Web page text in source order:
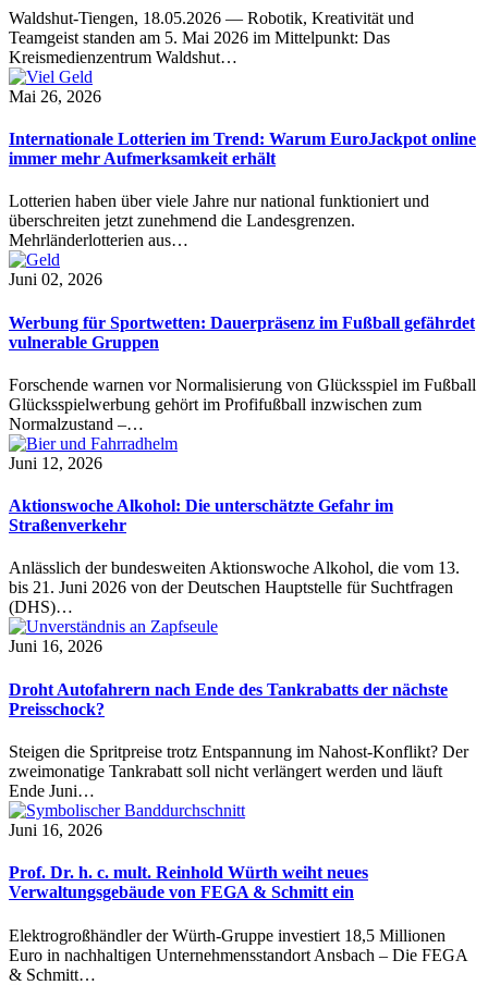
Waldshut-Tiengen, 18.05.2026 — Robotik, Kreativität und
Teamgeist standen am 5. Mai 2026 im Mittelpunkt: Das
Kreismedienzentrum Waldshut…
Mai 26, 2026
Internationale Lotterien im Trend: Warum EuroJackpot online
immer mehr Aufmerksamkeit erhält
Lotterien haben über viele Jahre nur national funktioniert und
überschreiten jetzt zunehmend die Landesgrenzen.
Mehrländerlotterien aus…
Juni 02, 2026
Werbung für Sportwetten: Dauerpräsenz im Fußball gefährdet
vulnerable Gruppen
Forschende warnen vor Normalisierung von Glücksspiel im Fußball
Glücksspielwerbung gehört im Profifußball inzwischen zum
Normalzustand –…
Juni 12, 2026
Aktionswoche Alkohol: Die unterschätzte Gefahr im
Straßenverkehr
Anlässlich der bundesweiten Aktionswoche Alkohol, die vom 13.
bis 21. Juni 2026 von der Deutschen Hauptstelle für Suchtfragen
(DHS)…
Juni 16, 2026
Droht Autofahrern nach Ende des Tankrabatts der nächste
Preisschock?
Steigen die Spritpreise trotz Entspannung im Nahost-Konflikt? Der
zweimonatige Tankrabatt soll nicht verlängert werden und läuft
Ende Juni…
Juni 16, 2026
Prof. Dr. h. c. mult. Reinhold Würth weiht neues
Verwaltungsgebäude von FEGA & Schmitt ein
Elektrogroßhändler der Würth-Gruppe investiert 18,5 Millionen
Euro in nachhaltigen Unternehmensstandort Ansbach – Die FEGA
& Schmitt…